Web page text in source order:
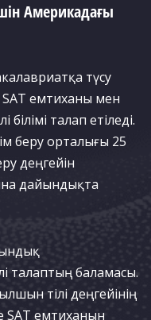
Америкадағы
түсу
SAT емтиханы мен
талап етіледі.
беру орталығы 25
деңгейін
дайындықта
талаптың баламасы.
тілі деңгейінің
SAT емтиханын